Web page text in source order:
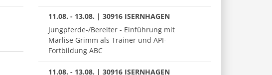
11.08. - 13.08. | 30916 ISERNHAGEN
Jungpferde-/Bereiter - Einführung mit
Marlise Grimm als Trainer und API-
Fortbildung ABC
11.08. - 13.08. | 30916 ISERNHAGEN